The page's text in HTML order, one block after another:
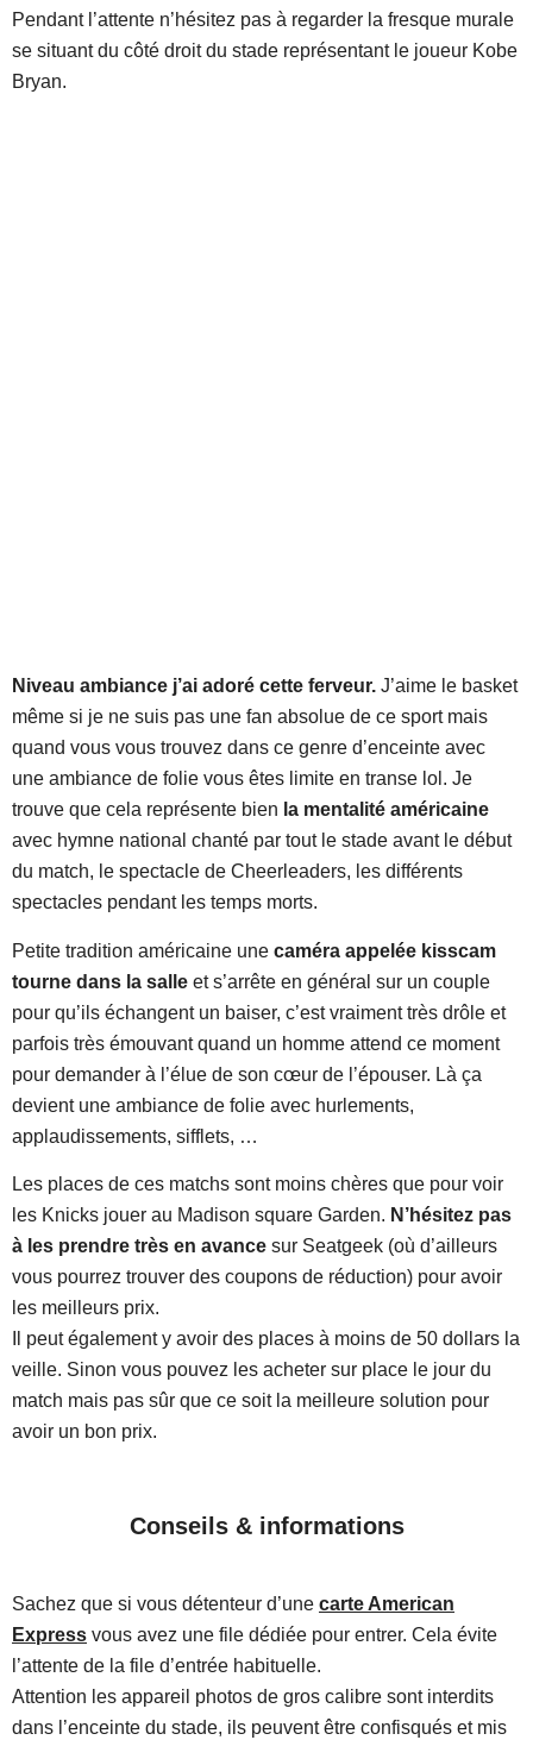
Pendant l’attente n’hésitez pas à regarder la fresque murale
se situant du côté droit du stade représentant le joueur Kobe
Bryan.
Niveau ambiance j’ai adoré cette ferveur. J’aime le basket
même si je ne suis pas une fan absolue de ce sport mais
quand vous vous trouvez dans ce genre d’enceinte avec
une ambiance de folie vous êtes limite en transe lol. Je
trouve que cela représente bien la mentalité américaine
avec hymne national chanté par tout le stade avant le début
du match, le spectacle de Cheerleaders, les différents
spectacles pendant les temps morts.
Petite tradition américaine une caméra appelée kisscam
tourne dans la salle et s’arrête en général sur un couple
pour qu’ils échangent un baiser, c’est vraiment très drôle et
parfois très émouvant quand un homme attend ce moment
pour demander à l’élue de son cœur de l’épouser. Là ça
devient une ambiance de folie avec hurlements,
applaudissements, sifflets, …
Les places de ces matchs sont moins chères que pour voir
les Knicks jouer au Madison square Garden. N’hésitez pas
à les prendre très en avance sur Seatgeek (où d’ailleurs
vous pourrez trouver des coupons de réduction) pour avoir
les meilleurs prix.
Il peut également y avoir des places à moins de 50 dollars la
veille. Sinon vous pouvez les acheter sur place le jour du
match mais pas sûr que ce soit la meilleure solution pour
avoir un bon prix.
Conseils & informations
Sachez que si vous détenteur d’une carte American
Express vous avez une file dédiée pour entrer. Cela évite
l’attente de la file d’entrée habituelle.
Attention les appareil photos de gros calibre sont interdits
dans l’enceinte du stade, ils peuvent être confisqués et mis